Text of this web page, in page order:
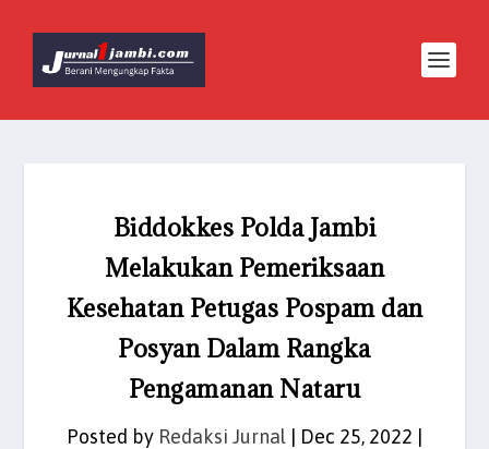
Biddokkes Polda Jambi
Melakukan Pemeriksaan
Kesehatan Petugas Pospam dan
Posyan Dalam Rangka
Pengamanan Nataru
Posted by Redaksi Jurnal Dec 25, 2022